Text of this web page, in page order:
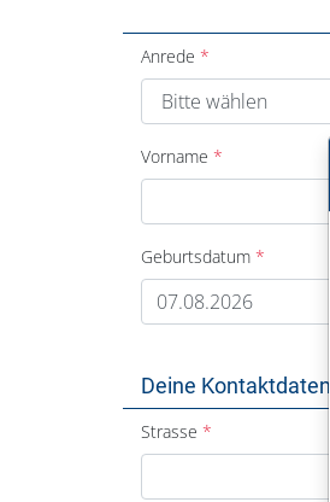
Anrede
Vorname
Geburtsdatum
Deine Kontaktdaten
Strasse